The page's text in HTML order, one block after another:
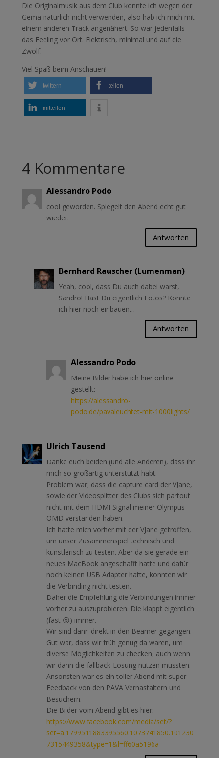
Die Originalmusik aus dem Club konnte ich wegen der
Gema natürlich nicht verwenden, also hab ich mich mit
einem anderen Track angenähert. So war jedenfalls
das Feeling vor Ort. Elektrisch, minimal und auf die
Zwölf.
Viel Spaß beim Anschauen!
twittern teilen
mitteilen
4 Kommentare
Alessandro Podo
cool geworden. Spiegelt den Abend echt gut
wieder.
Antworten
Bernhard Rauscher (Lumenman)
Yeah, cool, dass Du auch dabei warst,
Sandro! Hast Du eigentlich Fotos? Könnte
ich hier noch einbauen…
Antworten
Alessandro Podo
Meine Bilder habe ich hier online
gestellt:
https://alessandro-
podo.de/pavaleuchtet-mit-1000lights/
Ulrich Tausend
Danke euch beiden (und alle Anderen), dass ihr
mich so großartig unterstützt habt.
Problem war, dass die capture card der VJane,
sowie der Videosplitter des Clubs sich partout
nicht mit dem HDMI Signal meiner Olympus
OMD verstanden haben.
Ich hatte mich vorher mit der VJane getroffen,
um unser Zusammenspiel technisch und
künstlerisch zu testen. Aber da sie gerade ein
neues MacBook angeschafft hatte und dafür
noch keinen USB Adapter hatte, konnten wir
die Verbinding nicht testen.
Daher die Empfehlung die Verbindungen immer
vorher zu auszuprobieren. Die klappt eigentlich
(fast 😜) immer.
Wir sind dann direkt in den Beamer gegangen.
Gut war, dass wir früh genug da waren, um
diverse Möglichkeiten zu checken, auch wenn
wir dann die fallback-Lösung nutzen mussten.
Ansonsten war es ein toller Abend mit super
Feedback von den PAVA Vernastaltern und
Besuchern.
Die Bilder vom Abend gibt es hier:
https://www.facebook.com/media/set/?
set=a.1799511883395560.1073741850.101230
7315449358&type=1&l=ff60a5196a